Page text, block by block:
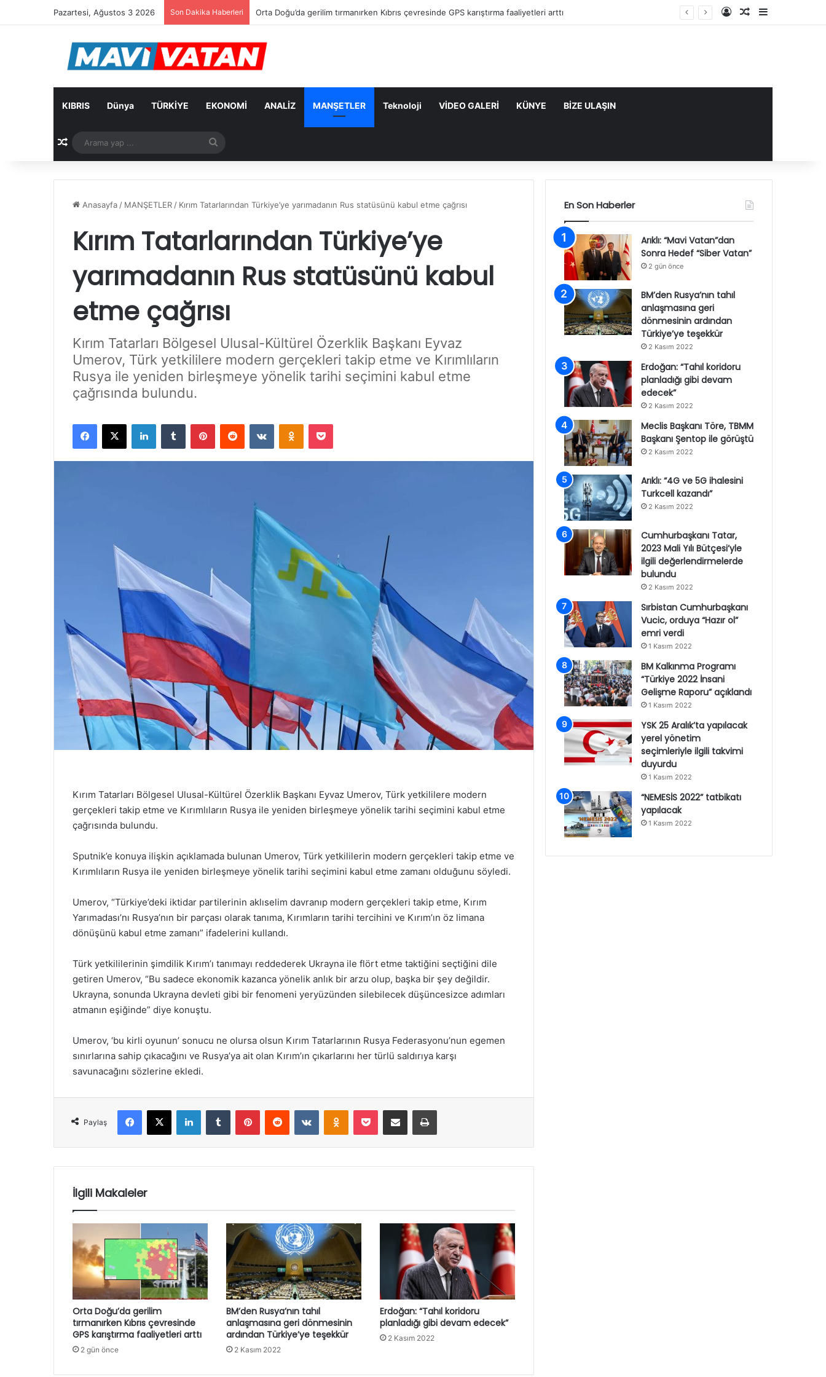
Pazartesi, Ağustos 3 2026 Son Dakika Haberleri Arıklı: “Mavi Vatan”dan Sonra Hedef “Siber Vatan” Kayıt OlRastgele Makale
Kenar
KIBRIS Dünya TÜRKİYE EKONOMİ ANALİZ MANŞETLER Teknoloji VİDEO GALERİ KÜNYE BİZE ULAŞIN
Rastgele Makale
yap
Anasayfa / MANŞETLER / Kırım Tatarlarından Türkiye’ye yarımadanın Rus statüsünü kabul etme çağrısı
Kırım Tatarlarından Türkiye’ye
yarımadanın Rus statüsünü kabul
etme çağrısı
Kırım Tatarları Bölgesel Ulusal-Kültürel Özerklik Başkanı Eyvaz
Umerov, Türk yetkililere modern gerçekleri takip etme ve Kırımlıların
Rusya ile yeniden birleşmeye yönelik tarihi seçimini kabul etme
çağrısında bulundu.
Facebook
X LinkedInTumblr PinterestReddit VKontakteOdnoklassniki
Pocket
Kırım Tatarları Bölgesel Ulusal-Kültürel Özerklik Başkanı Eyvaz Umerov, Türk yetkililere modern
gerçekleri takip etme ve Kırımlıların Rusya ile yeniden birleşmeye yönelik tarihi seçimini kabul etme
çağrısında bulundu.
Sputnik’e konuya ilişkin açıklamada bulunan Umerov, Türk yetkililerin modern gerçekleri takip etme ve
Kırımlıların Rusya ile yeniden birleşmeye yönelik tarihi seçimini kabul etme zamanı olduğunu söyledi.
Umerov, “Türkiye’deki iktidar partilerinin aklıselim davranıp modern gerçekleri takip etme, Kırım
Yarımadası’nı Rusya’nın bir parçası olarak tanıma, Kırımların tarihi tercihini ve Kırım’ın öz limana
dönüşünü kabul etme zamanı” ifadelerini kullandı.
Türk yetkililerinin şimdilik Kırım’ı tanımayı reddederek Ukrayna ile flört etme taktiğini seçtiğini dile
getiren Umerov, “Bu sadece ekonomik kazanca yönelik anlık bir arzu olup, başka bir şey değildir.
Ukrayna, sonunda Ukrayna devleti gibi bir fenomeni yeryüzünden silebilecek düşüncesizce adımları
atmanın eşiğinde” diye konuştu.
Umerov, ‘bu kirli oyunun’ sonucu ne olursa olsun Kırım Tatarlarının Rusya Federasyonu’nun egemen
sınırlarına sahip çıkacağını ve Rusya’ya ait olan Kırım’ın çıkarlarını her türlü saldırıya karşı
savunacağını sözlerine ekledi.
Paylaş
Facebook
X LinkedInTumblr PinterestReddit VKontakteOdnoklassniki
Pocket E-Posta ile paylaş Yazdır
İlgili Makaleler
Orta Doğu’da gerilim
tırmanırken Kıbrıs çevresinde
GPS karıştırma faaliyetleri arttı
2 gün önce
BM’den Rusya’nın tahıl
anlaşmasına geri dönmesinin
ardından Türkiye’ye teşekkür
2 Kasım 2022
Erdoğan: “Tahıl koridoru
planladığı gibi devam edecek”
2 Kasım 2022
En Son Haberler
Arıklı: “Mavi Vatan”dan
Sonra Hedef “Siber Vatan”
2 gün önce
BM’den Rusya’nın tahıl
anlaşmasına geri
dönmesinin ardından
Türkiye’ye teşekkür
2 Kasım 2022
Erdoğan: “Tahıl koridoru
planladığı gibi devam
edecek”
2 Kasım 2022
Meclis Başkanı Töre, TBMM
Başkanı Şentop ile görüştü
2 Kasım 2022
Arıklı: “4G ve 5G ihalesini
Turkcell kazandı”
2 Kasım 2022
Cumhurbaşkanı Tatar,
2023 Mali Yılı Bütçesi’yle
ilgili değerlendirmelerde
bulundu
2 Kasım 2022
Sırbistan Cumhurbaşkanı
Vucic, orduya “Hazır ol”
emri verdi
1 Kasım 2022
BM Kalkınma Programı
“Türkiye 2022 İnsani
Gelişme Raporu” açıklandı
1 Kasım 2022
YSK 25 Aralık’ta yapılacak
yerel yönetim
seçimleriyle ilgili takvimi
duyurdu
1 Kasım 2022
“NEMESİS 2022” tatbikatı
yapılacak
1 Kasım 2022